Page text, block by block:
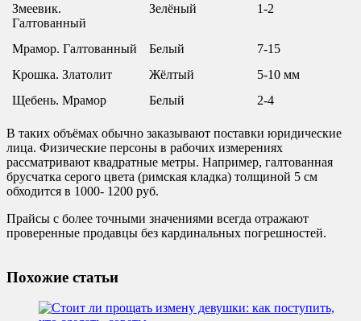
Змеевик.
Галтованный
Зелёный 1-2
Мрамор. Галтованный Белый
7-15
Крошка. Златолит
Жёлтый
5-10 мм
Щебень. Мрамор
Белый 2-4
В таких объёмах обычно заказывают поставки юридические
лица. Физические персоны в рабочих измерениях
рассматривают квадратные метры. Например, галтованная
брусчатка серого цвета (римская кладка) толщиной 5 см
обходится в 1000- 1200 руб.
Прайсы с более точными значениями всегда отражают
проверенные продавцы без кардинальных погрешностей.
Похожие статьи